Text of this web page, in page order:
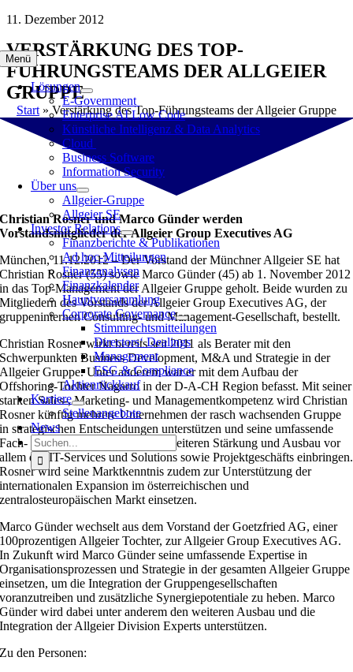
Zum
springen
Menü
Lösungen
E-Government
Enterprise AI Low Code
Künstliche Intelligenz & Data Analytics
Cloud
Business Software
Information Security
Über uns
Allgeier-Gruppe
Allgeier SE
Investor Relations
Finanzberichte & Publikationen
Ad hoc-Mitteilungen
Finanzanalysen
Finanzkalender
Hauptversammlung
Corporate Governance
Stimmrechtsmitteilungen
Directors‘ Dealings
Management
ESG & Compliance
Aktienrückkauf
Karriere
Stellenangebote
News
Suche
nach:
11. Dezember 2012
VERSTÄRKUNG DES TOP-
FÜHRUNGSTEAMS DER ALLGEIER
GRUPPE
Start »Verstärkung des Top-Führungsteams der Allgeier Gruppe
Christian Rosner und Marco Günder werden
Vorstandsmitglieder der Allgeier Group Executives AG
München, 11.12.2012 – Der Vorstand der Münchner Allgeier SE hat
Christian Rosner (55) sowie Marco Günder (45) ab 1. November 2012
in das Top-Management der Allgeier Gruppe geholt. Beide wurden zu
Mitgliedern des Vorstands der Allgeier Group Executives AG, der
gruppeninternen Consulting- und Management-Gesellschaft, bestellt.
Christian Rosner wirkt bereits seit 2011 als Berater mit den
Schwerpunkten Business Development, M&A und Strategie in der
Allgeier Gruppe. Unter anderem war er mit dem Aufbau der
Offshoring-Tochter Nagarro in der D-A-CH Region befasst. Mit seiner
starken Sales-, Marketing- und Managementkompetenz wird Christian
Rosner künftig mehrere Unternehmen der rasch wachsenden Gruppe
in strategischen Entscheidungen unterstützen und seine umfassende
Fach- und Branchenexpertise zur weiteren Stärkung und Ausbau vor
allem des IT-Services und Solutions sowie Projektgeschäfts einbringen.
Rosner wird seine Marktkenntnis zudem zur Unterstützung der
internationalen Expansion im österreichischen und
zentralosteuropäischen Markt einsetzen.
Marco Günder wechselt aus dem Vorstand der Goetzfried AG, einer
100prozentigen Allgeier Tochter, zur Allgeier Group Executives AG.
In Zukunft wird Marco Günder seine umfassende Expertise in
Organisationsprozessen und Strategie in der gesamten Allgeier Gruppe
einsetzen, um die Integration der Gruppengesellschaften
voranzutreiben und zusätzliche Synergiepotentiale zu heben. Marco
Günder wird dabei unter anderem den weiteren Ausbau und die
Integration der Allgeier Division Experts unterstützen.
Zu den Personen: